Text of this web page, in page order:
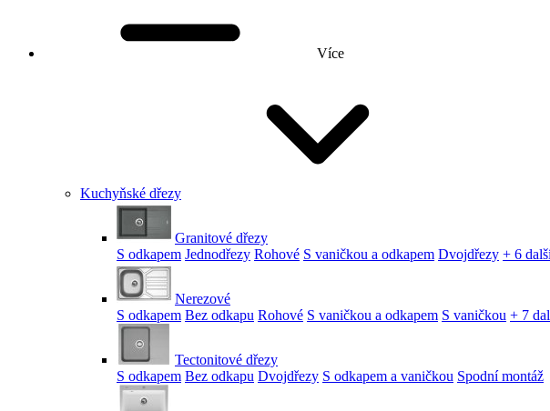
Více
Kuchyňské dřezy
Granitové dřezy
S odkapem Jednodřezy Rohové S vaničkou a odkapem Dvojdřezy + 6
Nerezové
S odkapem Bez odkapu Rohové S vaničkou a odkapem S vaničkou + 7
Tectonitové dřezy
S odkapem Bez odkapu Dvojdřezy S odkapem a vaničkou Spodní montáž